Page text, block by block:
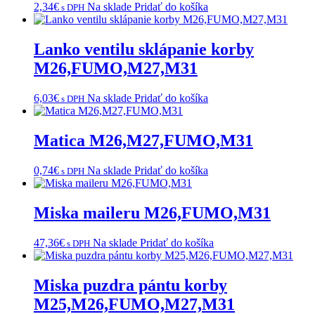
2,34€ s DPH Na sklade Pridať do košíka
Lanko ventilu sklápanie korby
M26,FUMO,M27,M31
6,03€ s DPH Na sklade Pridať do košíka
Matica M26,M27,FUMO,M31
0,74€ s DPH Na sklade Pridať do košíka
Miska maileru M26,FUMO,M31
47,36€ s DPH Na sklade Pridať do košíka
Miska puzdra pántu korby
M25,M26,FUMO,M27,M31